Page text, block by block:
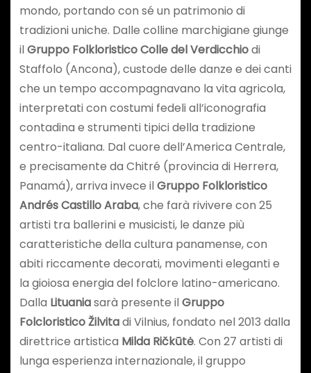
mondo, portando con sé un patrimonio di
tradizioni uniche. Dalle colline marchigiane giunge
ilGruppo Folkloristico Colle del Verdicchiodi
Staffolo (Ancona), custode delle danze e dei canti
che un tempo accompagnavano la vita agricola,
interpretati con costumi fedeli all’iconografia
contadina e strumenti tipici della tradizione
centro-italiana. Dal cuore dell’America Centrale,
e precisamente da Chitré (provincia di Herrera,
Panamá), arriva invece ilGruppo Folkloristico
Andrés Castillo Araba, che farà rivivere con 25
artisti tra ballerini e musicisti, le danze più
caratteristiche della cultura panamense, con
abiti riccamente decorati, movimenti eleganti e
la gioiosa energia del folclore latino-americano.
Dalla Lituaniasarà presente ilGruppo
Folcloristico Žilvitadi Vilnius, fondato nel 2013 dalla
direttrice artistica Milda Ričkūtė. Con 27 artisti di
lunga esperienza internazionale, il gruppo